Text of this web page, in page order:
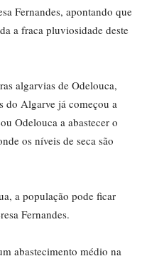
Fernandes, apontando que
a fraca pluviosidade deste
algarvias de Odelouca,
do Algarve já começou a
Odelouca a abastecer o
os níveis de seca são
a população pode ficar
Fernandes.
abastecimento médio na